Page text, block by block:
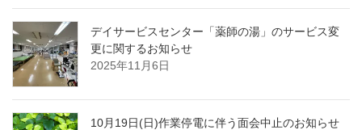
デイサービスセンター「薬師の湯」のサービス変
更に関するお知らせ
2025年11月6日
10月19日(日)作業停電に伴う面会中止のお知らせ